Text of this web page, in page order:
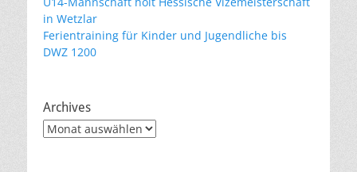
in Wetzlar
Ferientraining für Kinder und Jugendliche bis
DWZ 1200
Archives
Archives